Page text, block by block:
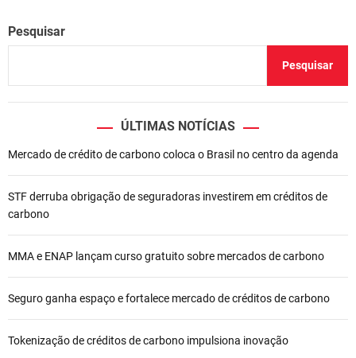
a
ã
d
e
P
o
s
t
Pesquisar
Pesquisar
ÚLTIMAS NOTÍCIAS
Mercado de crédito de carbono coloca o Brasil no centro da agenda
STF derruba obrigação de seguradoras investirem em créditos de
carbono
MMA e ENAP lançam curso gratuito sobre mercados de carbono
Seguro ganha espaço e fortalece mercado de créditos de carbono
Tokenização de créditos de carbono impulsiona inovação